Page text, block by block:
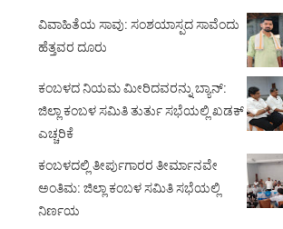
ವಿವಾಹಿತೆಯ ಸಾವು: ಸಂಶಯಾಸ್ಪದ ಸಾವೆಂದು
ಹೆತ್ತವರ ದೂರು
ಕಂಬಳದ ನಿಯಮ ಮೀರಿದವರನ್ನು ಬ್ಯಾನ್:
ಜಿಲ್ಲಾ ಕಂಬಳ ಸಮಿತಿ ತುರ್ತು ಸಭೆಯಲ್ಲಿ ಖಡಕ್
ಎಚ್ಚರಿಕೆ
ಕಂಬಳದಲ್ಲಿ ತೀರ್ಪುಗಾರರ ತೀರ್ಮಾನವೇ
ಅಂತಿಮ: ಜಿಲ್ಲಾ ಕಂಬಳ ಸಮಿತಿ ಸಭೆಯಲ್ಲಿ
ನಿರ್ಣಯ